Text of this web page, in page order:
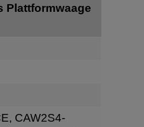
Plattformwaage
CAW2S4-